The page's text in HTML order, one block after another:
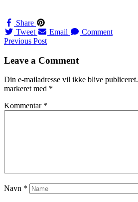
Share
Tweet
Email Comment
Navigation
til
Previous Post
Leave a Comment
Din e-mailadresse vil ikke blive publiceret.
markeret med *
Kommentar *
Navn *